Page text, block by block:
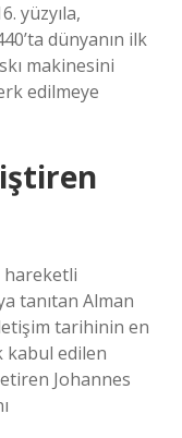
yüzyıla,
dünyanın ilk
makinesini
edilmeye
hareketli
tanıtan Alman
tarihinin en
edilen
Johannes